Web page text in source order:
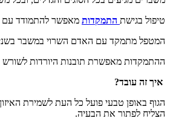
טיפול בגישת התמקדות מאפשר להתמודד עם
המטפל מתמקד עם האדם השרוי במשבר בשני
ההתמקדות מאפשרת תובנות היורדות לשורש
איך זה עובד?
הגוף באופן טבעי פועל כל העת לשמירת
הצליח לפתור את הבעיה.